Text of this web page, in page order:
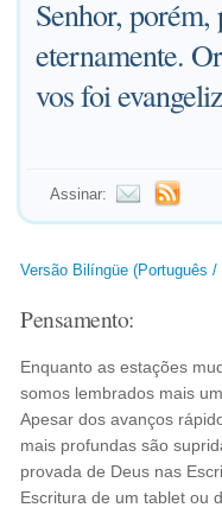
Senhor, porém,
eternamente.
vos foi
Assinar:
Versão Bilíngüe (Português /
Pensamento:
Enquanto as estações
somos lembrados mais
Apesar dos avanços
mais profundas são
provada de Deus nas
Escritura de um tablet ou